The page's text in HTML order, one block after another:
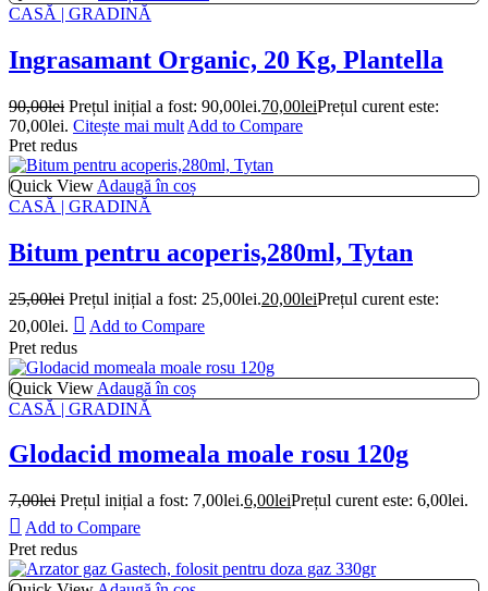
CASĂ | GRADINĂ
Ingrasamant Organic, 20 Kg, Plantella
90,00lei Prețul inițial a fost: 90,00lei.70,00leiPrețul curent este:
70,00lei. Citește mai mult Add to Compare
Pret redus
Quick View Adaugă în coș
CASĂ | GRADINĂ
Bitum pentru acoperis,280ml, Tytan
25,00lei Prețul inițial a fost: 25,00lei.20,00leiPrețul curent este:
20,00lei.
Add to Compare
Pret redus
Quick View Adaugă în coș
CASĂ | GRADINĂ
Glodacid momeala moale rosu 120g
7,00lei Prețul inițial a fost: 7,00lei.6,00leiPrețul curent este: 6,00lei.
Add to Compare
Pret redus